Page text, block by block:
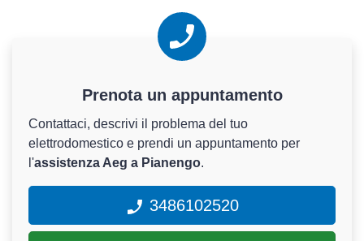
Prenota un appuntamento
Contattaci, descrivi il problema del tuo
elettrodomestico e prendi un appuntamento per
l'assistenza Aeg a Pianengo.
3486102520